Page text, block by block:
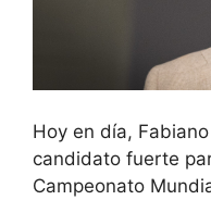
Hoy en día,
candidato fuerte
Campeonato